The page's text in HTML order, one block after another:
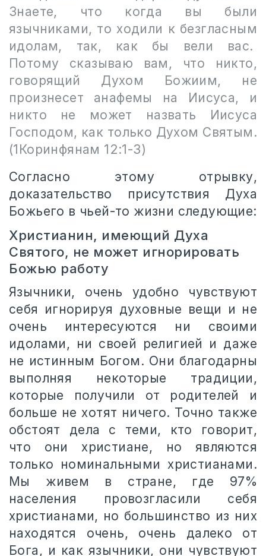
Знаете, что когда вы были
язычниками, то ходили к безгласным
идолам, так, как бы вели вас.
Потому сказываю вам, что никто,
говорящий Духом Божиим, не
произнесет анафемы на Иисуса, и
никто не может назвать Иисуса
Господом, как только Духом Святым.
(1Коринфянам 12:1-3)
Согласно этому отрывку,
доказательство присутствия Духа
Божьего в чьей-то жизни следующие:
Христианин, имеющий Духа
Святого, не может игнорировать
Божью работу
Язычники, очень удобно чувствуют
себя игнорируя духовные вещи и не
очень интересуются ни своими
идолами, ни своей религией и даже
не истинным Богом. Они благодарны
выполняя некоторые традиции,
которые получили от родителей и
больше не хотят ничего. Точно также
обстоят дела с теми, кто говорит,
что они христиане, но являются
только номинальными христианами.
Мы живем в стране, где 97%
населения провозгласили себя
христианами, но большинство из них
находятся очень, очень далеко от
Бога, и как язычники, они чувствуют